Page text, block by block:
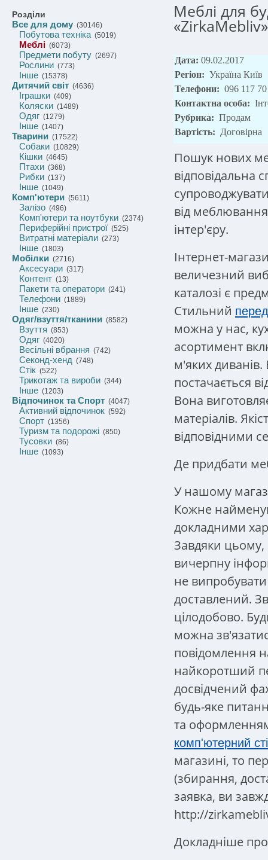
Розділи
Все для дому (30146)
Побутова техніка(5019)
Меблі (6073)
Предмети побуту (2697)
Рослини (773)
Інше (15378)
Дитячий світ (4636)
Іграшки (409)
Коляски (1489)
Одяг (1279)
Інше (1407)
Тварини (17522)
Собаки (10829)
Кішки (4645)
Птахи (368)
Рибки (137)
Інше (1049)
Комп'ютери (5611)
Залізо (496)
Комп'ютери та ноутбуки (2374)
Периферійні пристрої (525)
Витратні матеріали (273)
Інше (1803)
Мобілки (2716)
Аксесуари (317)
Контент (13)
Пакети та оператори (241)
Телефони (1889)
Інше (230)
Одяг/взуття/тканини (8582)
Взуття (853)
Одяг (4020)
Весільні вбрання (742)
Секонд-хенд (748)
Стік (522)
Трикотаж та вироби (344)
Інше (1203)
Відпочинок та Спорт (4047)
Активний відпочинок (592)
Спорт (1356)
Туризм та подорожі (850)
Тусовки (86)
Інше (1093)
Меблі для
Дата: 09.02.2017
Регіон: Україна Київ
Телефони: 096 117
Контактна особа:
Рубрика: Продам
Вартість: Договірна
Пошук нових
відповідальна
від
інтер'єру.
Інтернет-
величезний
каталозі є
Стильний
можна у нас,
асортимент
м'яких диванів.
постачається
Вона
матеріалів.
відповідними
Де придбати
У нашому
Кожне
докладними
Завдяки
вичерпну
не
доставлений.
цілодобово.
можна
повідомлення
найкоротший
досвідчений
будь-яке
та
комп'ютерний
магазині, то
(збирання,
заявка, ви
http://
Докладніше